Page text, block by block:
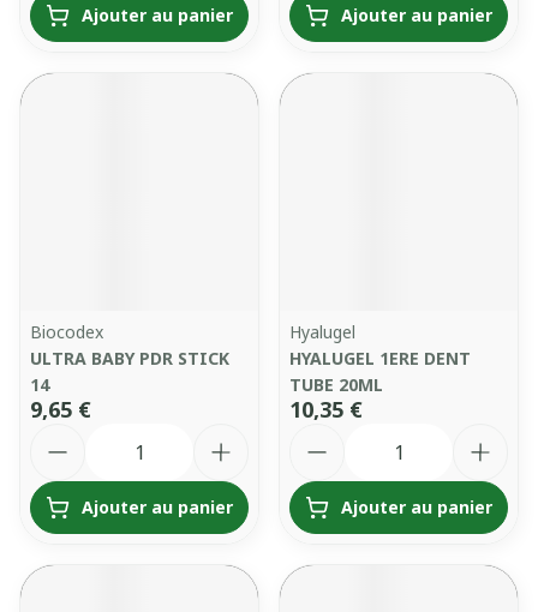
Ajouter au panier Ajouter au panier
Biocodex
ULTRA BABY PDR STICK
14
9,65 €
Ajouter au panier
Hyalugel
HYALUGEL 1ERE DENT
TUBE 20ML
10,35 €
Ajouter au panier